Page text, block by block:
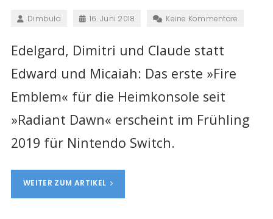
Dimbula 16. Juni 2018 Keine Kommentare
Edelgard, Dimitri und Claude statt
Edward und Micaiah: Das erste »Fire
Emblem« für die Heimkonsole seit
»Radiant Dawn« erscheint im Frühling
2019 für Nintendo Switch.
WEITER ZUM ARTIKEL